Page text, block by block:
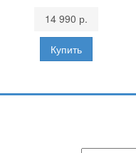
14 990 р.